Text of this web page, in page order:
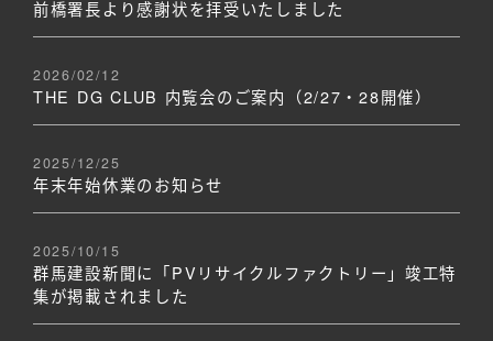
前橋署長より感謝状を拝受いたしました
2026/02/12
THE DG CLUB 内覧会のご案内（2/27・28開催）
2025/12/25
年末年始休業のお知らせ
2025/10/15
群馬建設新聞に「PVリサイクルファクトリー」竣工特
集が掲載されました